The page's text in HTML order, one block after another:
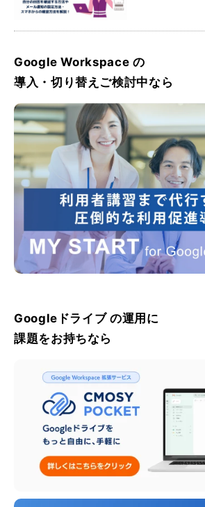
Google Workspace の
導入・切り替えご検討中なら
Googleドライブ の運用に
課題をお持ちなら